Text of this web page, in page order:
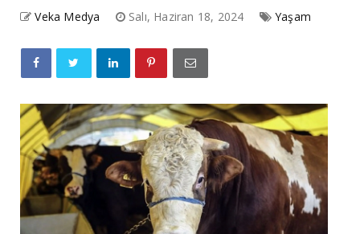
Veka Medya Salı, Haziran 18, 2024 Yaşam